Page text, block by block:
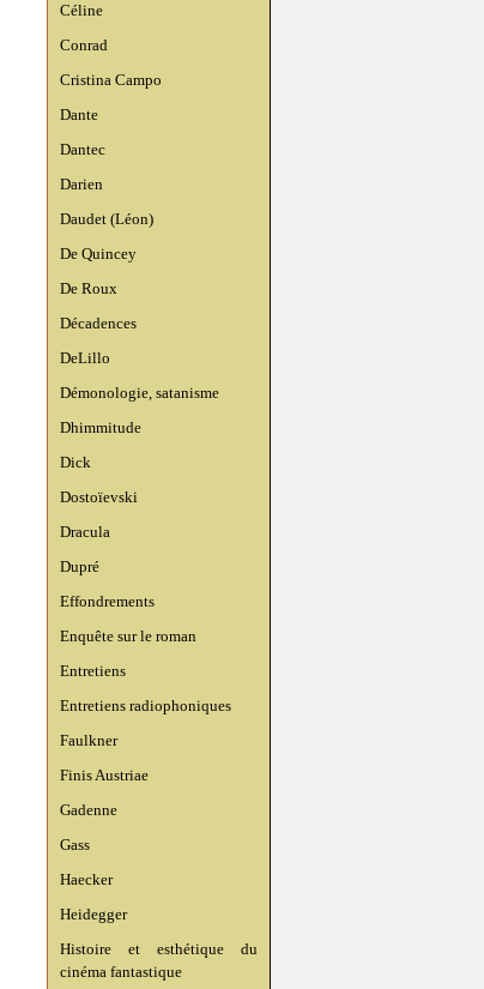
Céline
Conrad
Cristina Campo
Dante
Dantec
Darien
Daudet (Léon)
De Quincey
De Roux
Décadences
DeLillo
Démonologie, satanisme
Dhimmitude
Dick
Dostoïevski
Dracula
Dupré
Effondrements
Enquête sur le roman
Entretiens
Entretiens radiophoniques
Faulkner
Finis Austriae
Gadenne
Gass
Haecker
Heidegger
Histoire et esthétique du
cinéma fantastique